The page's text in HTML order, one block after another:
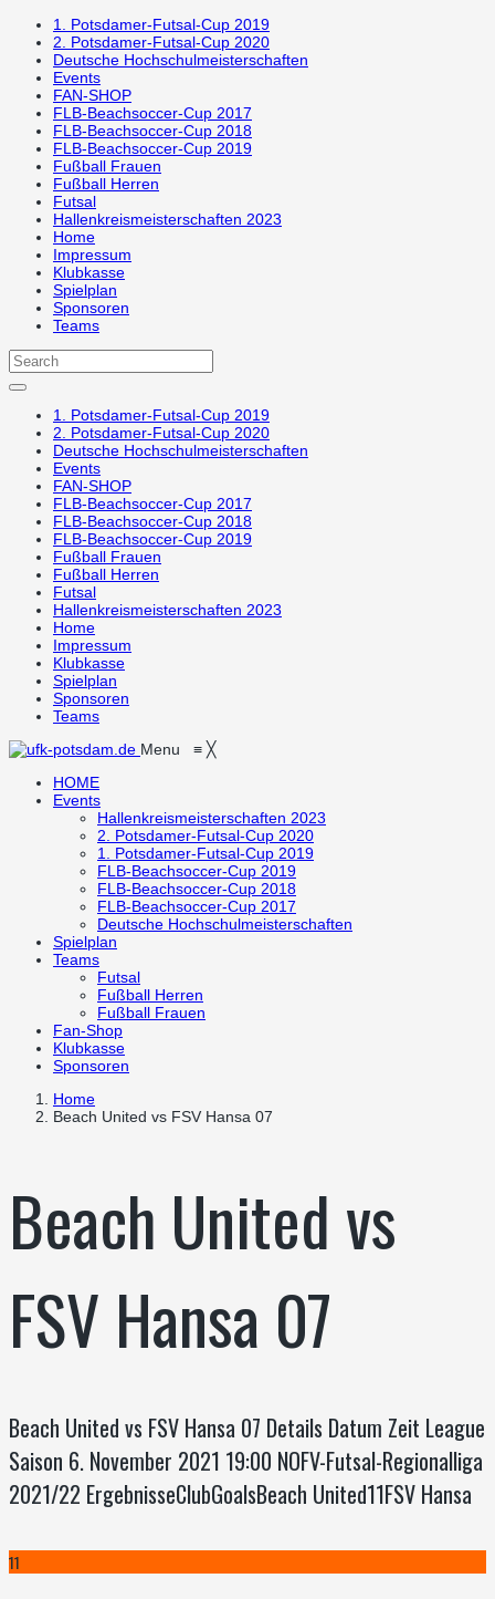
1. Potsdamer-Futsal-Cup 2019
2. Potsdamer-Futsal-Cup 2020
Deutsche Hochschulmeisterschaften
Events
FAN-SHOP
FLB-Beachsoccer-Cup 2017
FLB-Beachsoccer-Cup 2018
FLB-Beachsoccer-Cup 2019
Fußball Frauen
Fußball Herren
Futsal
Hallenkreismeisterschaften 2023
Home
Impressum
Klubkasse
Spielplan
Sponsoren
Teams
1. Potsdamer-Futsal-Cup 2019
2. Potsdamer-Futsal-Cup 2020
Deutsche Hochschulmeisterschaften
Events
FAN-SHOP
FLB-Beachsoccer-Cup 2017
FLB-Beachsoccer-Cup 2018
FLB-Beachsoccer-Cup 2019
Fußball Frauen
Fußball Herren
Futsal
Hallenkreismeisterschaften 2023
Home
Impressum
Klubkasse
Spielplan
Sponsoren
Teams
Menu ≡ ╳
HOME
Events
Hallenkreismeisterschaften 2023
2. Potsdamer-Futsal-Cup 2020
1. Potsdamer-Futsal-Cup 2019
FLB-Beachsoccer-Cup 2019
FLB-Beachsoccer-Cup 2018
FLB-Beachsoccer-Cup 2017
Deutsche Hochschulmeisterschaften
Spielplan
Teams
Futsal
Fußball Herren
Fußball Frauen
Fan-Shop
Klubkasse
Sponsoren
Home
Beach United vs FSV Hansa 07
Beach United vs
FSV Hansa 07
Beach United vs FSV Hansa 07 Details Datum Zeit League
Saison 6. November 2021 19:00 NOFV-Futsal-Regionalliga
2021/22 ErgebnisseClubGoalsBeach United11FSV Hansa
11